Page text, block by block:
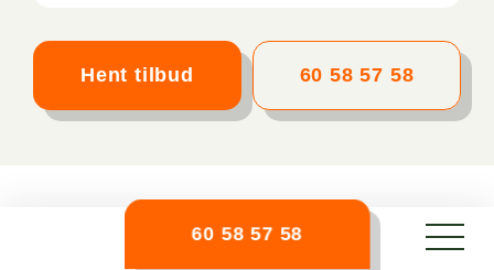
60 58 57 58
Hent tilbud 60 58 57 58
Før/efter